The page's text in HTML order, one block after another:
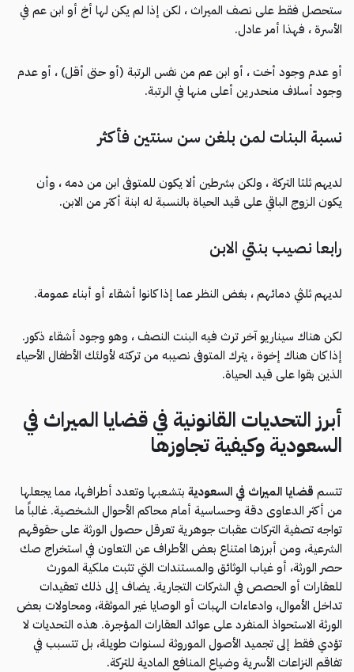
ستحصل فقط على نصف الميراث ، لكن إذا لم يكن لها أخ أو ابن عم في
الأسرة ، فهذا أمر عادل.
أو عدم وجود أخت ، أو ابن عم من نفس الرتبة (أو حتى أقل) ، أو عدم
وجود أسلاف منحدرين أعلى منها في الرتبة.
نسبة البنات لمن بلغن سن سنتين فأكثر
لديهم ثلثا التركة ، ولكن بشرطين ألا يكون للمتوفى ابن من دمه ، وأن
يكون الزوج الباقي على قيد الحياة بالنسبة له ابنة أكثر من الابن.
رابعا نصيب بنتي الابن
لديهم ثلثي دمائهم ، بغض النظر عما إذا كانوا أشقاء أو أبناء عمومة.
لكن هناك سيناريو آخر ترث فيه البنت النصف ، وهو وجود أشقاء ذكور.
إذا كان هناك إخوة ، يترك المتوفى نصيبه من تركته لأولئك الأطفال الأحياء
الذين بقوا على قيد الحياة.
أبرز التحديات القانونية في قضايا الميراث في
السعودية وكيفية تجاوزها
تتسم قضايا الميراث في السعودية بتشعبها وتعدد أطرافها، مما يجعلها
من أكثر الدعاوى دقة وحساسية أمام محاكم الأحوال الشخصية. غالباً ما
تواجه تصفية التركات عقبات جوهرية تعرقل حصول الورثة على حقوقهم
الشرعية، ومن أبرزها امتناع بعض الأطراف عن التعاون في استخراج صك
حصر الورثة، أو غياب الوثائق والمستندات التي تثبت ملكية المورث
للعقارات أو الحصص في الشركات التجارية. يضاف إلى ذلك تعقيدات
تداخل الأموال، وادعاءات الهبات أو الوصايا غير الموثقة، ومحاولات بعض
الورثة الاستحواذ المنفرد على عوائد العقارات المؤجرة. هذه التحديات لا
تؤدي فقط إلى تجميد الأصول الموروثة لسنوات طويلة، بل تتسبب في
تفاقم النزاعات الأسرية وضياع المنافع المادية للتركة.